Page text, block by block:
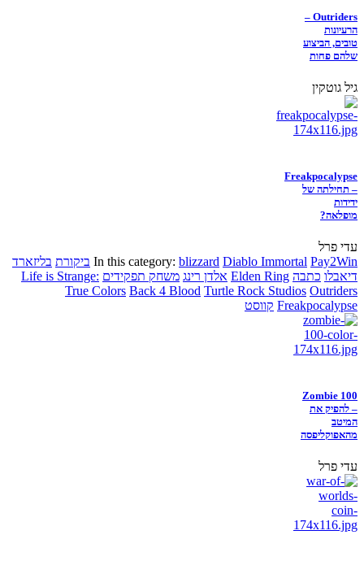
Outriders –
הרעיונות
טובים, הביצוע
שלהם פחות
גיל גוטקין
Freakpocalypse
– תחילתה של
ידידות
מופלאה?
עדי פרל
In this category: blizzard Diablo Immortal Pay2Win ביקורת בליזארד
דיאבלו כתבה Elden Ring אלדן רינג משחק תפקידים Life is Strange:
True Colors Back 4 Blood Turtle Rock Studios Outriders
Freakpocalypse קווסט
Zombie 100
– להפיק את
המיטב
מהאפוקליפסה
עדי פרל